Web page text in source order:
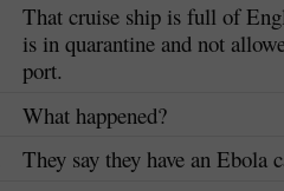
That cruise ship is full of
is in quarantine and not
port.
What happened?
They say they have an Ebola